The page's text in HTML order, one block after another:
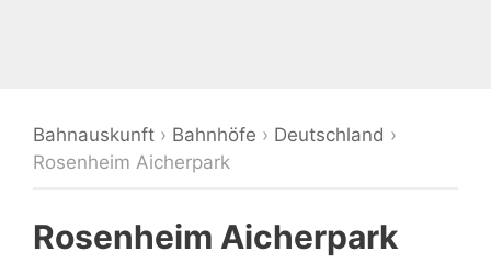
Bahnauskunft › Bahnhöfe › Deutschland ›
Rosenheim Aicherpark
Rosenheim Aicherpark